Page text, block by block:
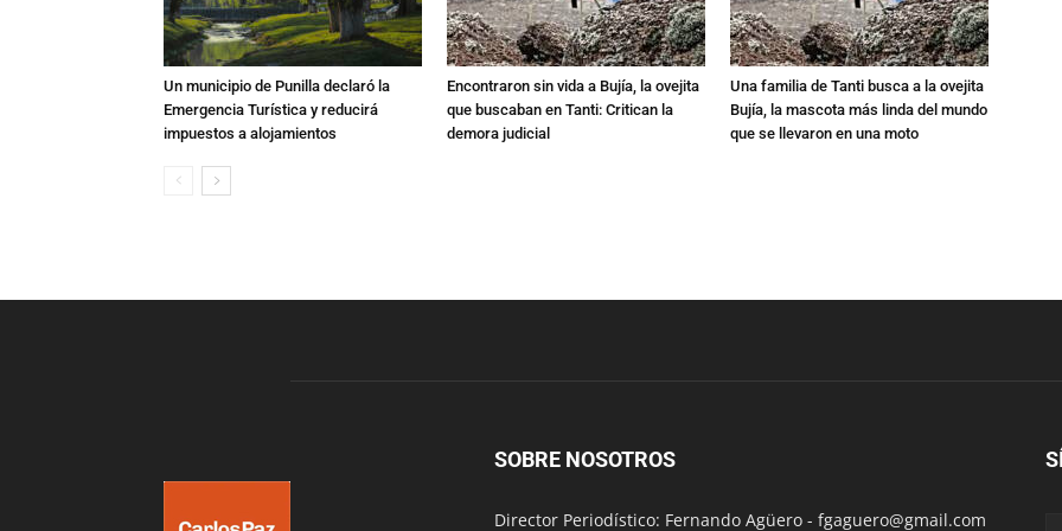
Un municipio de Punilla declaró la
Emergencia Turística y reducirá
impuestos a alojamientos
Encontraron sin vida a Bujía, la ovejita
que buscaban en Tanti: Critican la
demora judicial
Una familia de Tanti busca a la ovejita
Bujía, la mascota más linda del mundo
que se llevaron en una moto
SOBRE NOSOTROS
Director Periodístico: Fernando Agüero - fgaguero@gmail.com